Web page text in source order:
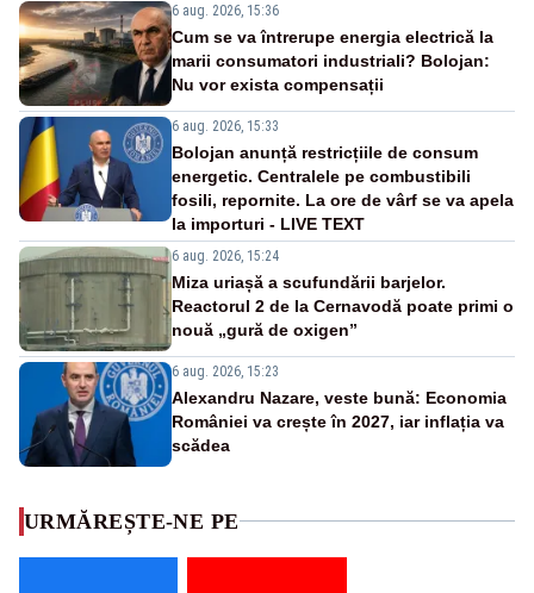
6 aug. 2026, 15:36
Cum se va întrerupe energia electrică la
marii consumatori industriali? Bolojan:
Nu vor exista compensații
6 aug. 2026, 15:33
Bolojan anunță restricțiile de consum
energetic. Centralele pe combustibili
fosili, repornite. La ore de vârf se va apela
la importuri - LIVE TEXT
6 aug. 2026, 15:24
Miza uriașă a scufundării barjelor.
Reactorul 2 de la Cernavodă poate primi o
nouă „gură de oxigen”
6 aug. 2026, 15:23
Alexandru Nazare, veste bună: Economia
României va crește în 2027, iar inflația va
scădea
URMĂREȘTE-NE PE